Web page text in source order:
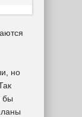
но
бы